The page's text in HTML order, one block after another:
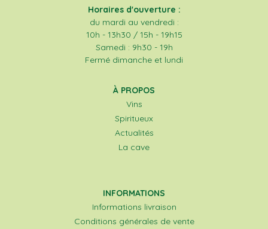
Horaires d'ouverture :
du mardi au vendredi :
10h - 13h30 / 15h - 19h15
Samedi : 9h30 - 19h
Fermé dimanche et lundi
À PROPOS
Vins
Spiritueux
Actualités
La cave
INFORMATIONS
Informations livraison
Conditions générales de vente